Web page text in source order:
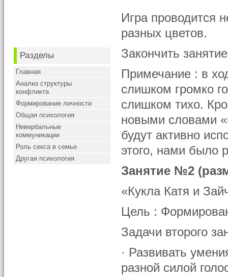
Разделы
Главная
Анализ структуры
конфликта
Формирование личности
Общая психология
Невербальные
коммуникации
Роль секса в семье
Другая психология
Игра проводится
разных цветов.
Закончить
Примечание : в
слишком громко
слишком тихо.
новыми словами
будут активно
этого, нами было
Занятие №2
«Кукла Катя и
Цель :
Задачи второго
· Развивать
разной силой